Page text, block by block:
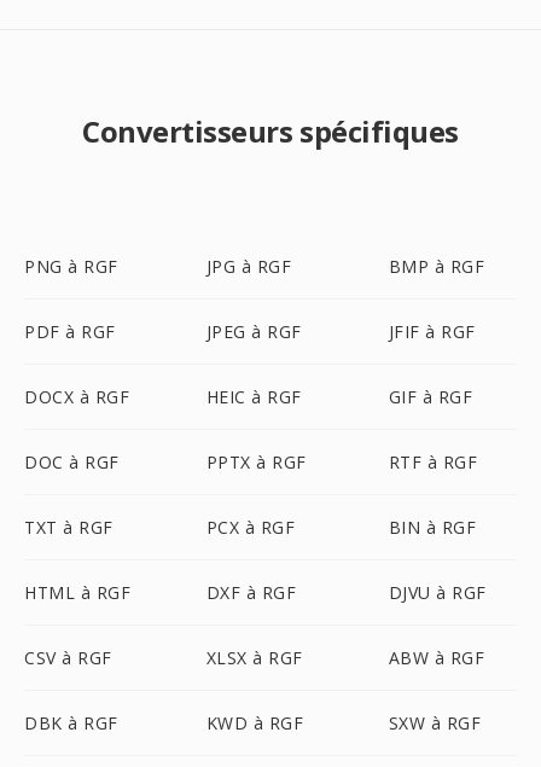
Convertisseurs spécifiques
PNG à RGF JPG à RGF BMP à RGF
PDF à RGF JPEG à RGF JFIF à RGF
DOCX à RGF HEIC à RGF GIF à RGF
DOC à RGF PPTX à RGF RTF à RGF
TXT à RGF PCX à RGF BIN à RGF
HTML à RGF DXF à RGF DJVU à RGF
CSV à RGF XLSX à RGF ABW à RGF
DBK à RGF KWD à RGF SXW à RGF